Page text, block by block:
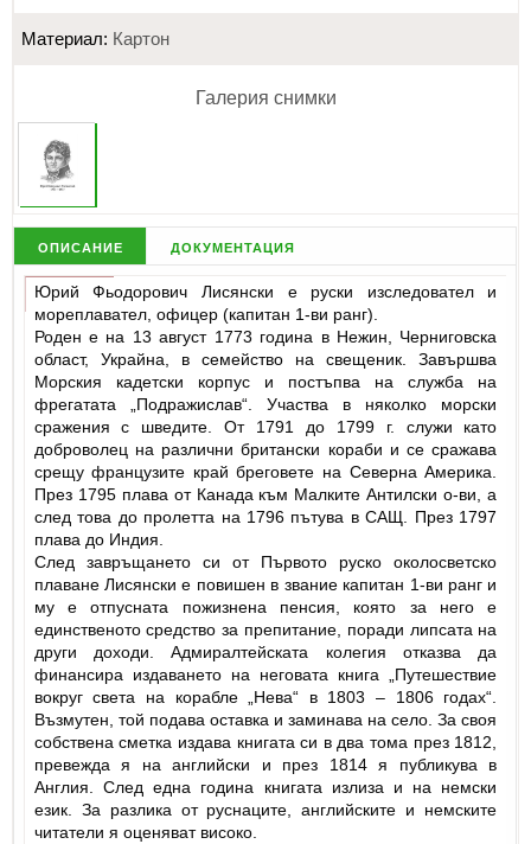
Материал: Картон
Галерия снимки
описание документация
Юрий Фьодорович Лисянски е руски изследовател и
мореплавател, офицер (капитан 1-ви ранг).
Роден е на 13 август 1773 година в Нежин, Черниговска
област, Украйна, в семейство на свещеник. Завършва
Морския кадетски корпус и постъпва на служба на
фрегатата „Подражислав“. Участва в няколко морски
сражения с шведите. От 1791 до 1799 г. служи като
доброволец на различни британски кораби и се сражава
срещу французите край бреговете на Северна Америка.
През 1795 плава от Канада към Малките Антилски о-ви, а
след това до пролетта на 1796 пътува в САЩ. През 1797
плава до Индия.
След завръщането си от Първото руско околосветско
плаване Лисянски е повишен в звание капитан 1-ви ранг и
му е отпусната пожизнена пенсия, която за него е
единственото средство за препитание, поради липсата на
други доходи. Адмиралтейската колегия отказва да
финансира издаването на неговата книга „Путешествие
вокруг света на корабле „Нева“ в 1803 – 1806 годах“.
Възмутен, той подава оставка и заминава на село. За своя
собствена сметка издава книгата си в два тома през 1812,
превежда я на английски и през 1814 я публикува в
Англия. След една година книгата излиза и на немски
език. За разлика от руснаците, английските и немските
читатели я оценяват високо.